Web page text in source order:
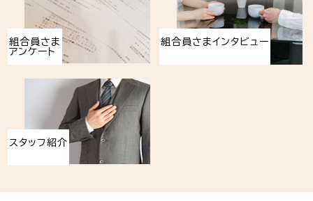
組合員さま
アンケート
組合員さまインタビュー
スタッフ紹介